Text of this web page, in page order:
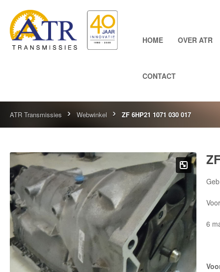
HOME OVER ATR
CONTACT
ATR Transmissies Webwinkel ZF 6HP21 1071 030 017
6